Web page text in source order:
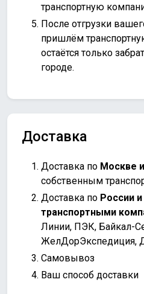
транспортную
После отгрузки
пришлём
остаётся только
городе.
Доставка
Доставка по Москве
собственным
Доставка по России
транспортными
Линии, ПЭК, Байкал-
ЖелДорЭкспедиция,
Самовывоз
Ваш способ доставки